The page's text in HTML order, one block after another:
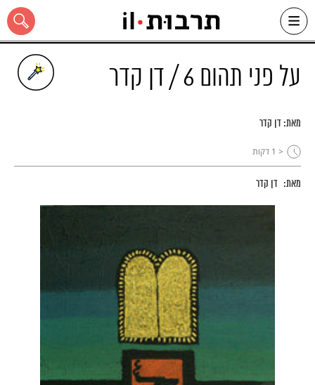
Skip
content
כל האתר
על פני תהום 6 / דן קדר
מאת:דן קדר
< 1 דקות
מאת: דן קדר